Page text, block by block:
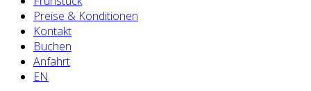
Preise & Konditionen
Kontakt
Buchen
Anfahrt
EN